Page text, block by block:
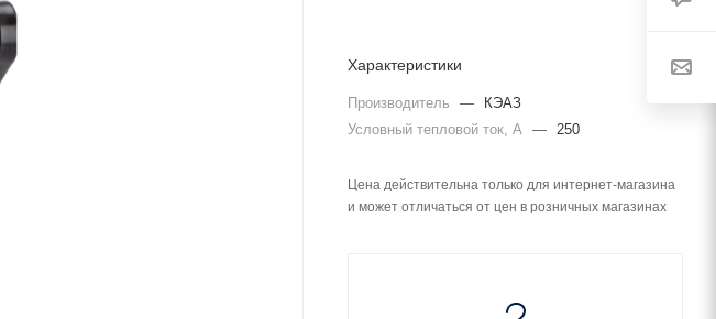
Характеристики
Производитель —
КЭАЗ
Условный тепловой ток, А — 250
Цена действительна только для интернет-магазина
и может отличаться от цен в розничных магазинах